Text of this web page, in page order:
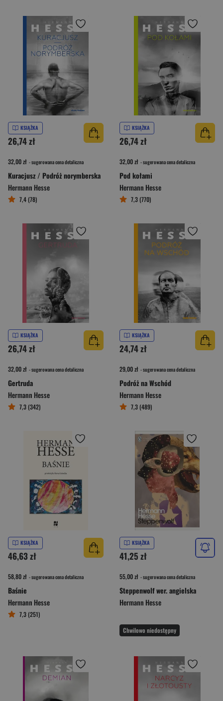
KSIĄŻKA
26,74 zł
32,00 zł - sugerowana cena detaliczna
Kuracjusz / Podróż norymberska
Hermann Hesse
7,4 (78)
KSIĄŻKA
26,74 zł
32,00 zł - sugerowana cena detaliczna
Pod kołami
Hermann Hesse
7,3 (770)
KSIĄŻKA
26,74 zł
32,00 zł - sugerowana cena detaliczna
Gertruda
Hermann Hesse
7,3 (342)
KSIĄŻKA
24,74 zł
29,00 zł - sugerowana cena detaliczna
Podróż na Wschód
Hermann Hesse
7,3 (489)
KSIĄŻKA
46,63 zł
58,80 zł - sugerowana cena detaliczna
Baśnie
Hermann Hesse
7,3 (251)
KSIĄŻKA
41,25 zł
55,00 zł - sugerowana cena detaliczna
Steppenwolf wer. angielska
Hermann Hesse
Chwilowo niedostępny